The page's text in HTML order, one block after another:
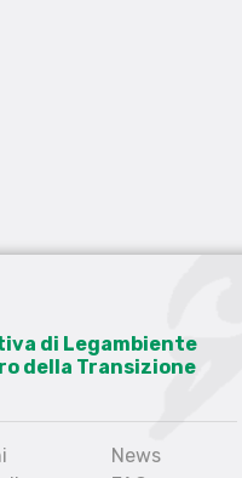
di Legambiente
della Transizione
News